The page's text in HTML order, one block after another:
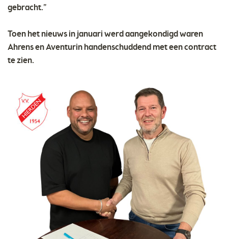
gebracht.”
Toen het nieuws in januari werd aangekondigd waren
Ahrens en Aventurin handenschuddend met een contract
te zien.